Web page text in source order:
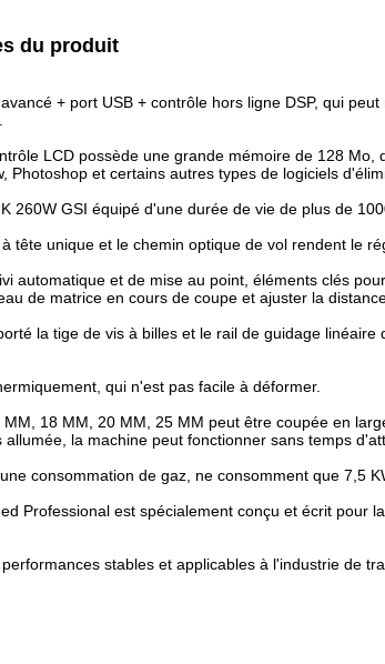
du produit
+ port USB + contrôle hors ligne DSP, qui
LCD possède une grande mémoire de 128
Photoshop et certains autres types de logiciels
260W GSI équipé d'une durée de vie de plus de
tête unique et le chemin optique de vol rendent le
automatique et de mise au point, éléments clés
de matrice en cours de coupe et ajuster la
la tige de vis à billes et le rail de guidage
qui n'est pas facile à déformer.
18 MM, 20 MM, 25 MM peut être coupée en
allumée, la machine peut fonctionner sans temps
consommation de gaz, ne consomment que 7,5
Professional est spécialement conçu et écrit pour
stables et applicables à l'industrie de